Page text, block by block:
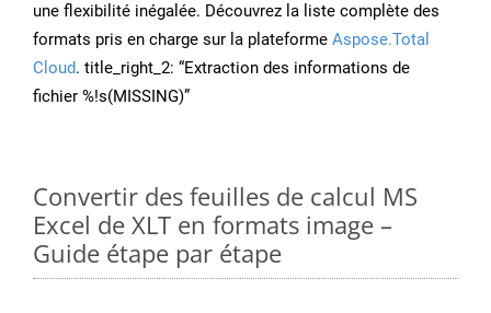
une flexibilité inégalée. Découvrez la liste complète des
formats pris en charge sur la plateforme Aspose.Total
Cloud. title_right_2: “Extraction des informations de
fichier %!s(MISSING)”
Convertir des feuilles de calcul MS
Excel de XLT en formats image –
Guide étape par étape